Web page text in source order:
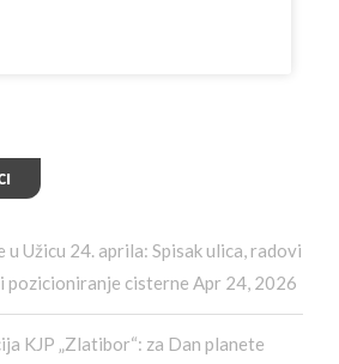
u Užicu 24. aprila: Spisak ulica, radovi
pozicioniranje cisterne Apr 24, 2026
KJP „Zlatibor“: za Dan planete